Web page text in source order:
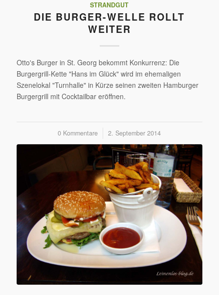
STRANDGUT
DIE BURGER-WELLE ROLLT
WEITER
Otto's Burger in St. Georg bekommt Konkurrenz: Die
Burgergrill-Kette "Hans im Glück" wird im ehemaligen
Szenelokal "Turnhalle" in Kürze seinen zweiten Hamburger
Burgergrill mit Cocktailbar eröffnen.
0 Kommentare
/ 2. September 2014